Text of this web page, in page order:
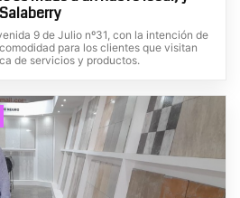
9 de Julio nº31, con la intención de
para los clientes que visitan
de servicios y productos.